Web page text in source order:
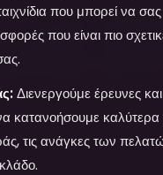
που μπορεί να σας
που είναι πιο
Διενεργούμε έρευνες και
κατανοήσουμε καλύτερα
τις ανάγκες των